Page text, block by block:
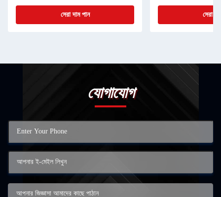
সেরা দাম পান সেরা
যোগাযোগ